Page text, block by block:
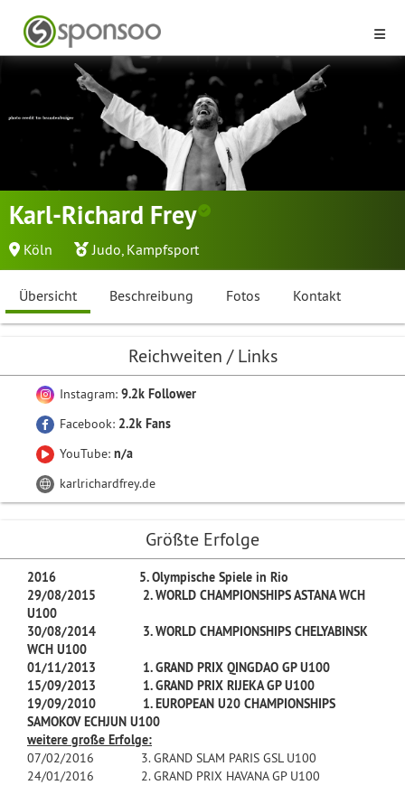
Karl-Richard Frey
Köln Judo, Kampfsport
Übersicht Beschreibung Fotos Kontakt
Reichweiten / Links
Instagram: 9.2k Follower
Facebook: 2.2k Fans
YouTube: n/a
karlrichardfrey.de
Größte Erfolge
2016 5. Olympische Spiele in Rio
29/08/2015 2. WORLD CHAMPIONSHIPS ASTANA WCH
U100
30/08/2014 3. WORLD CHAMPIONSHIPS CHELYABINSK
WCH U100
01/11/2013 1. GRAND PRIX QINGDAO GP U100
15/09/2013 1. GRAND PRIX RIJEKA GP U100
19/09/2010 1. EUROPEAN U20 CHAMPIONSHIPS
SAMOKOV ECHJUN U100
weitere große Erfolge:
07/02/2016 3. GRAND SLAM PARIS GSL U100
24/01/2016 2. GRAND PRIX HAVANA GP U100